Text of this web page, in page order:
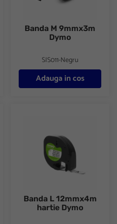
Banda M 9mmx3m
Dymo
SIS011-Negru
Adauga in cos
Banda L 12mmx4m
hartie Dymo